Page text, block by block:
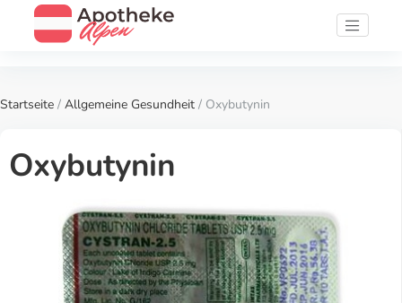
Startseite / Allgemeine Gesundheit / Oxybutynin
Oxybutynin